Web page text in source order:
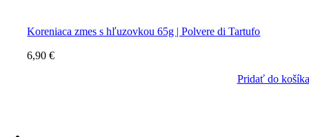
Koreniaca zmes s hľuzovkou 65g | Polvere di Tartufo
6,90€
Pridať do košíka